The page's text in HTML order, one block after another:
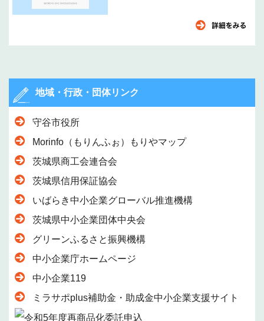
地域・行政・団体リンク
守谷市役所
Morinfo（もりんふぉ）もりやマップ
茨城県商工会連合会
茨城県信用保証協会
いばらき中小企業グローバル推進機構
茨城県中小企業団体中央会
グリーンふるさと振興機構
中小企業庁ホームページ
中小企業119
ミラサポplus補助金・助成金中小企業支援サイト